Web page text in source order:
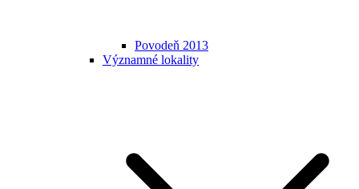
Povodeň 2013
Významné lokality